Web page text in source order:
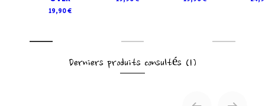
19,90 €
Derniers produits consultés (1)